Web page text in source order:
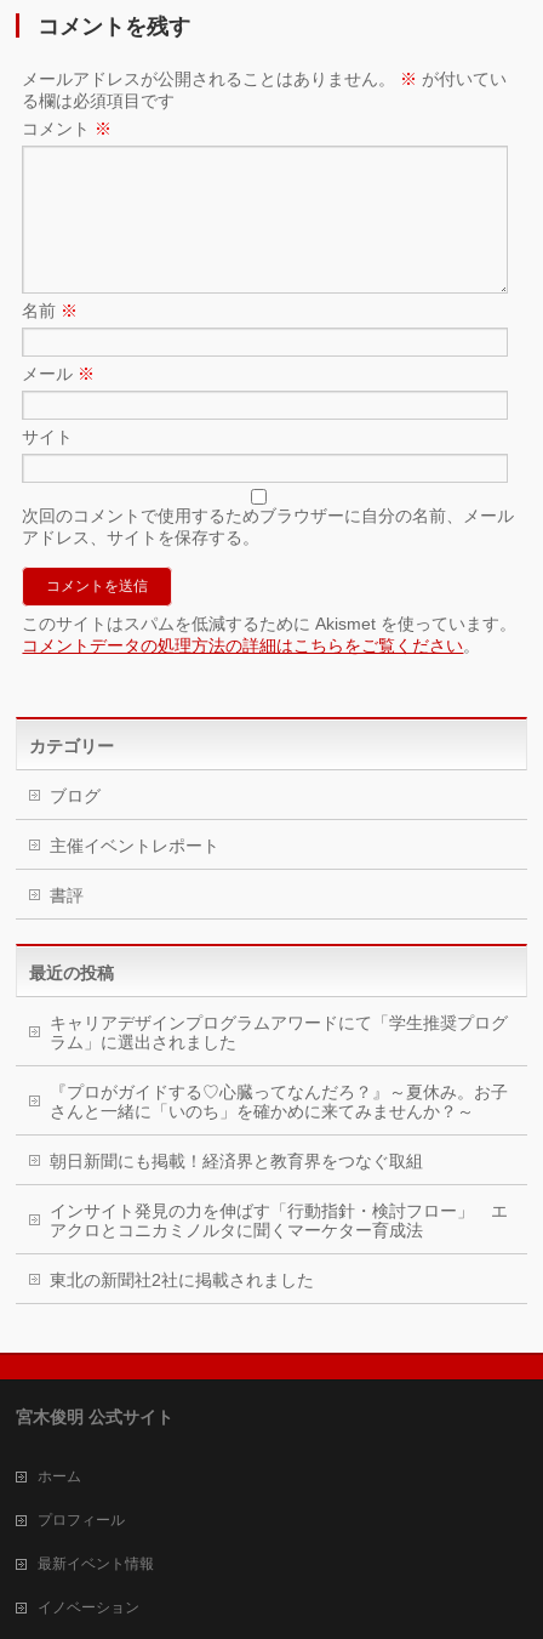
コメントを残す
メールアドレスが公開されることはありません。 ※ が付いてい
る欄は必須項目です
コメント ※
名前 ※
メール ※
サイト
次回のコメントで使用するためブラウザーに自分の名前、メール
アドレス、サイトを保存する。
このサイトはスパムを低減するために Akismet を使っています。
コメントデータの処理方法の詳細はこちらをご覧ください。
カテゴリー
ブログ
主催イベントレポート
書評
最近の投稿
キャリアデザインプログラムアワードにて「学生推奨プログ
ラム」に選出されました
『プロがガイドする♡心臓ってなんだろ？』～夏休み。お子
さんと一緒に「いのち」を確かめに来てみませんか？～
朝日新聞にも掲載！経済界と教育界をつなぐ取組
インサイト発見の力を伸ばす「行動指針・検討フロー」 エ
アクロとコニカミノルタに聞くマーケター育成法
東北の新聞社2社に掲載されました
宮木俊明 公式サイト
ホーム
プロフィール
最新イベント情報
イノベーション